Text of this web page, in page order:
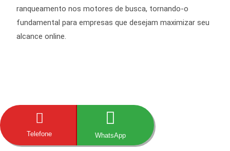
ranqueamento nos motores de busca, tornando-o
fundamental para empresas que desejam maximizar seu
alcance online.
Telefone WhatsApp